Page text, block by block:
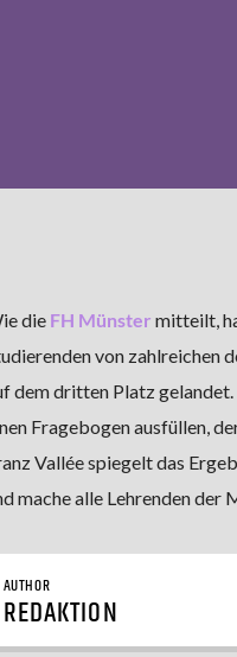
die FH Münster mitteilt,
von zahlreichen
dem dritten Platz
Fragebogen ausfüllen,
Vallée spiegelt das
mache alle Lehrenden der
AUTHOR
REDAKTION